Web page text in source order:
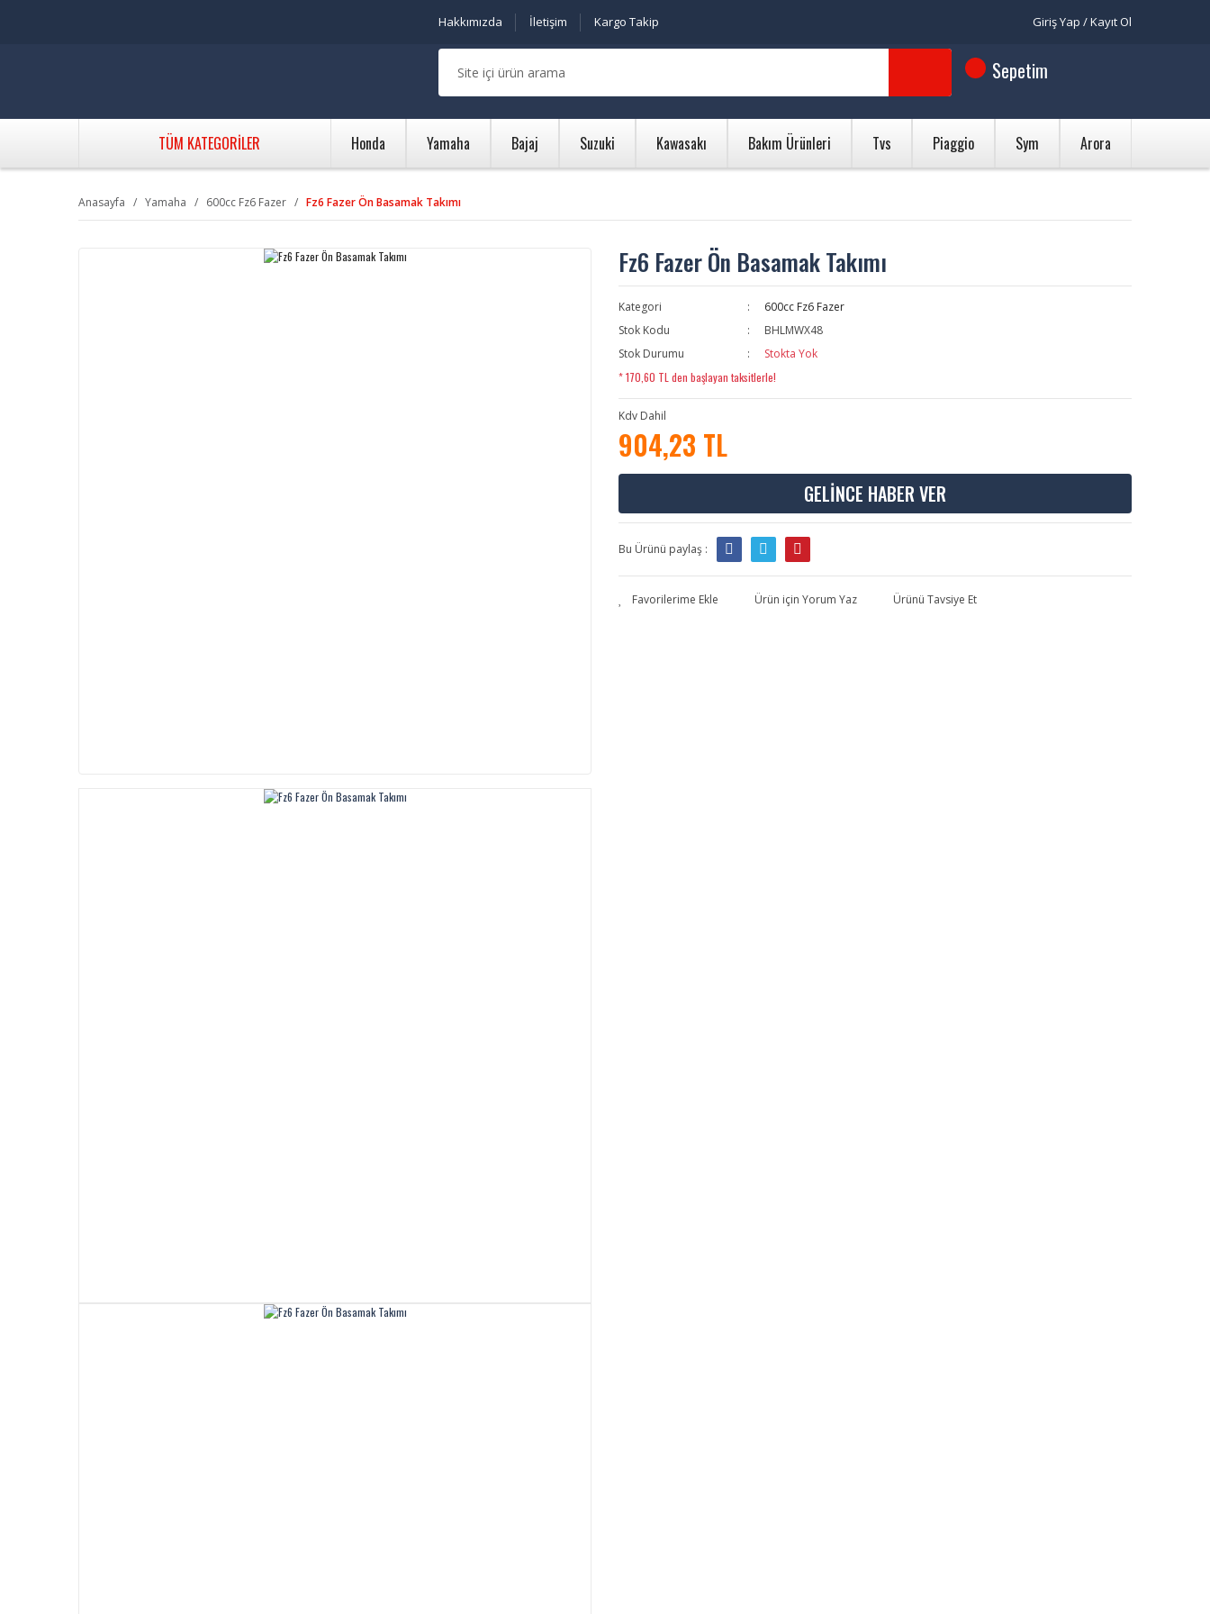
Hakkımızda İletişim Kargo Takip Giriş Yap / Kayıt Ol
Sepetim
TÜM KATEGORİLER Honda Yamaha Bajaj Suzuki Kawasakı Bakım Ürünleri Tvs Piaggio Sym Arora
Anasayfa Yamaha 600cc Fz6 Fazer Fz6 Fazer Ön Basamak Takımı
Fz6 Fazer Ön Basamak Takımı
Kategori
600cc Fz6 Fazer
Stok Kodu
BHLMWX48
Stok Durumu
Stokta Yok
* 170,60 TL den başlayan taksitlerle!
Kdv Dahil
904,23 TL
GELİNCE HABER VER
Bu Ürünü paylaş :
Ürün için Yorum Yaz Ürünü Tavsiye Et